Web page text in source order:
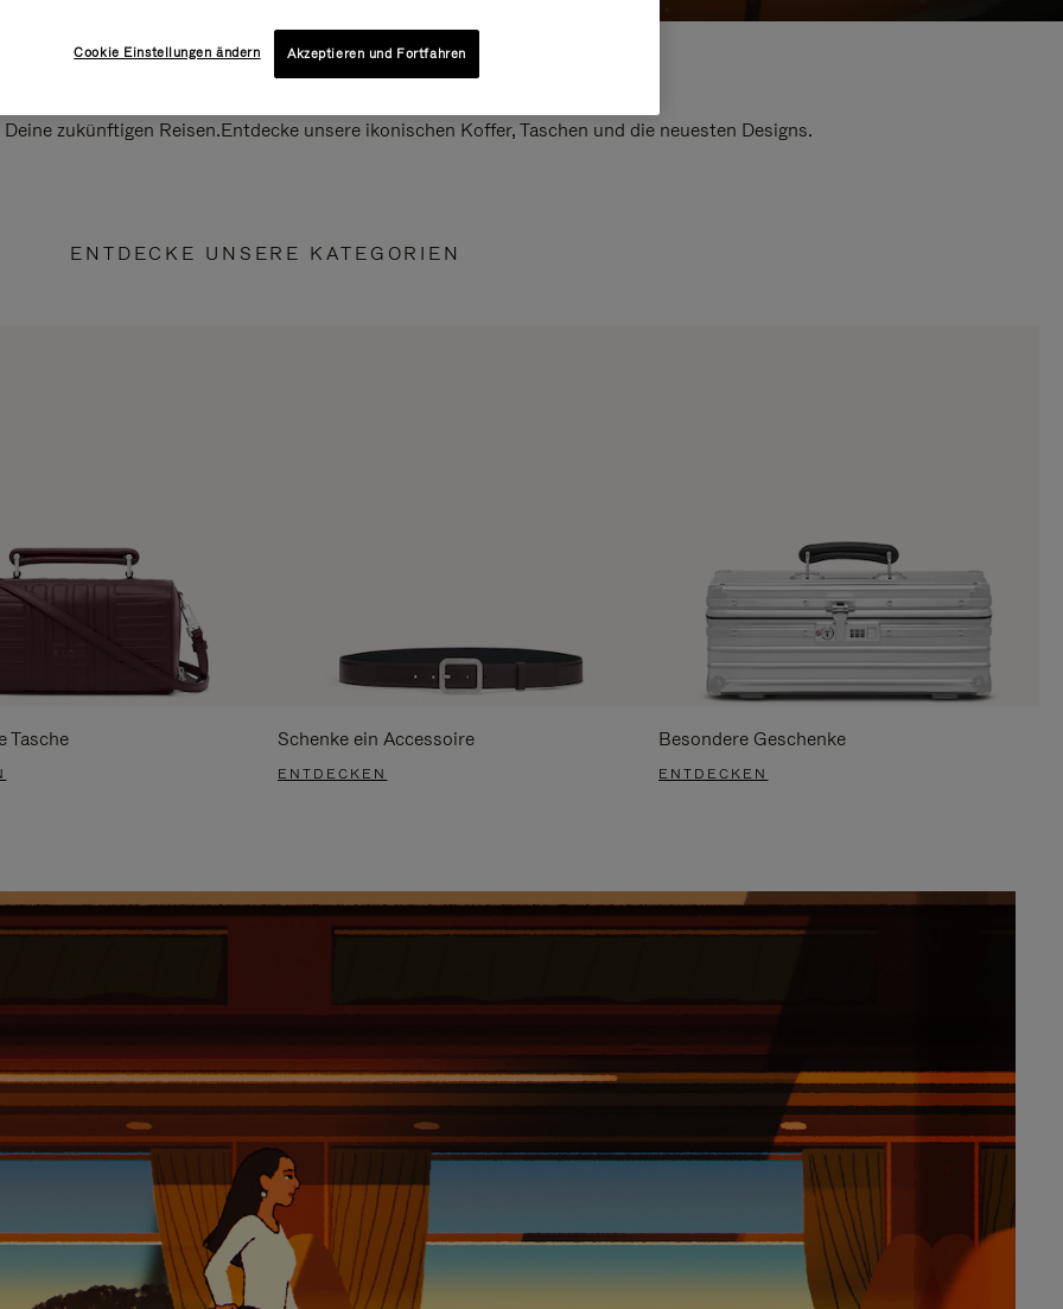
zukünftigen Reisen.Entdecke unsere ikonischen Koffer, Taschen und die neuesten Designs.
ENTDECKE UNSERE KATEGORIEN
Tasche Schenke ein Accessoire
ENTDECKEN
Besondere Geschenke
ENTDECKEN
Cookie Einstellungen ändern Akzeptieren und Fortfahren